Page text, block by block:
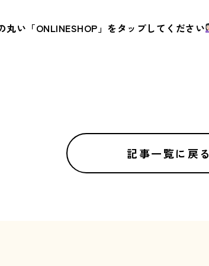
い「ONLINESHOP」をタップしてください
記事一覧に戻る